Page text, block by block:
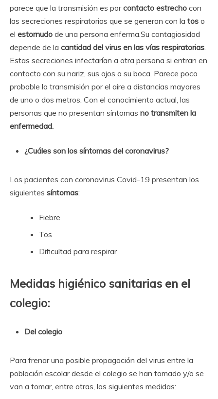
parece que la transmisión es porcontacto estrecho con
las secreciones respiratorias que se generan con la tos o
el estornudo de una persona enferma.Su contagiosidad
depende de la cantidad del virus en las vías respiratorias
Estas secreciones infectarían a otra persona si entran en
contacto con su nariz, sus ojos o su boca. Parece poco
probable la transmisión por el aire a distancias mayores
de uno o dos metros. Con el conocimiento actual, las
personas que no presentan síntomas no transmiten la
enfermedad.
¿Cuáles son los síntomas del coronavirus?
Los pacientes con coronavirus Covid-19 presentan los
siguientes síntomas:
Fiebre
Tos
Dificultad para respirar
Medidas higiénico sanitarias en el
colegio:
Del colegio
Para frenar una posible propagación del virus entre la
población escolar desde el colegio se han tomado y/o se
van a tomar, entre otras, las siguientes medidas: